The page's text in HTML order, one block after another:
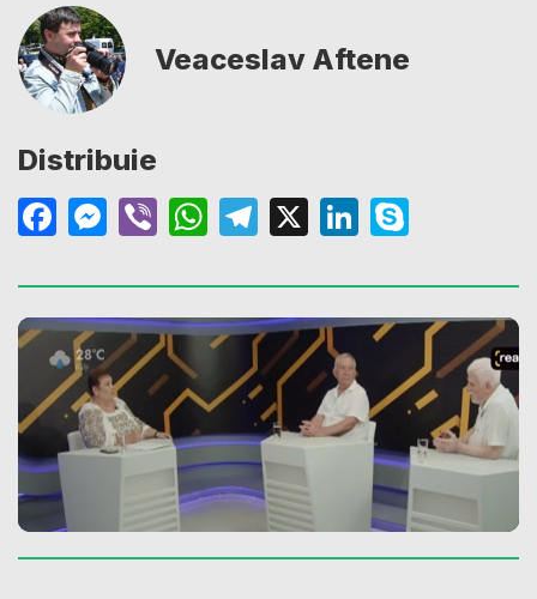
Veaceslav Aftene
Distribuie
Facebook
Messenger
ViberWhatsApp
Telegram
X LinkedIn